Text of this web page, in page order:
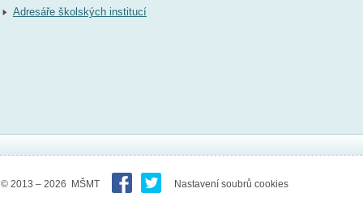
Adresáře školských institucí
© 2013 – 2026 MŠMT Nastavení soubrů cookies